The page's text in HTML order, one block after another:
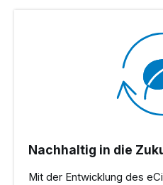
Nachhaltig in die
Mit der Entwicklung des